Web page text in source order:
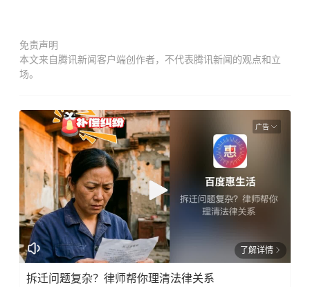
免责声明
本文来自腾讯新闻客户端创作者，不代表腾讯新闻的观点和立
场。
广告
了解详情
拆迁问题复杂？律师帮你理清法律关系